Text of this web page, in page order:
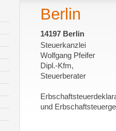
Berlin
14197 Berlin
Steuerkanzlei
Wolfgang Pfeifer
Dipl.-Kfm,
Steuerberater
und